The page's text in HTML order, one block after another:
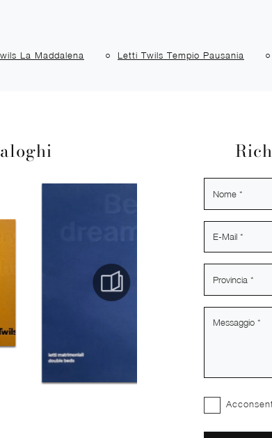
La Maddalena Letti Twils Tempio Pausania